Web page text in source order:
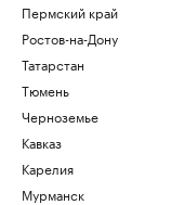
Пермский край
Ростов-на-Дону
Татарстан
Тюмень
Черноземье
Кавказ
Карелия
Мурманск